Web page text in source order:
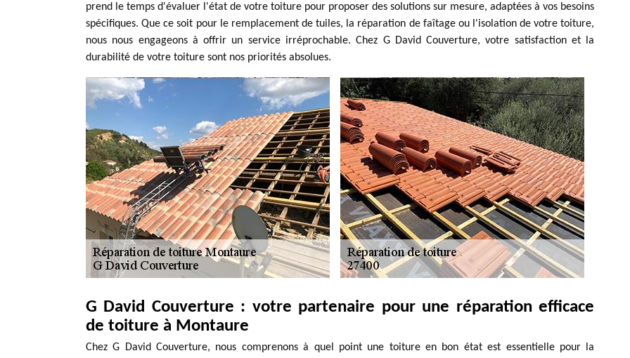
prend le temps d'évaluer l'état de votre toiture pour proposer des solutions sur mesure, adaptées à vos besoins
spécifiques. Que ce soit pour le remplacement de tuiles, la réparation de faîtage ou l'isolation de votre toiture,
nous nous engageons à offrir un service irréprochable. Chez G David Couverture, votre satisfaction et la
durabilité de votre toiture sont nos priorités absolues.
G David Couverture : votre partenaire pour une réparation efficace
de toiture à Montaure
Chez G David Couverture, nous comprenons à quel point une toiture en bon état est essentielle pour la